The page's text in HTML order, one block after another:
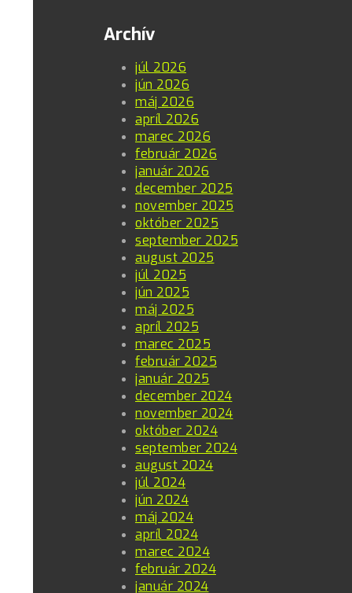
Archív
júl 2026
jún 2026
máj 2026
apríl 2026
marec 2026
február 2026
január 2026
december 2025
november 2025
október 2025
september 2025
august 2025
júl 2025
jún 2025
máj 2025
apríl 2025
marec 2025
február 2025
január 2025
december 2024
november 2024
október 2024
september 2024
august 2024
júl 2024
jún 2024
máj 2024
apríl 2024
marec 2024
február 2024
január 2024